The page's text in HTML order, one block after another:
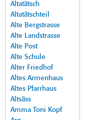
Altatätsch
Altatätschteil
Alte Bergstrasse
Alte Landstrasse
Alte Post
Alte Schule
Alter Friedhof
Altes Armenhaus
Altes Pfarrhaus
Altsäss
Amma Toni Kopf